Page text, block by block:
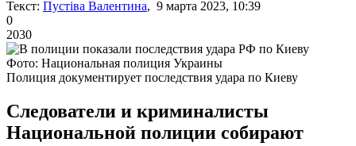
Текст: Пустіва Валентина, 9 марта 2023, 10:39
0
2030
Фото: Национальная полиция Украины
Полиция документирует последствия удара по Киеву
Следователи и криминалисты
Национальной полиции собирают